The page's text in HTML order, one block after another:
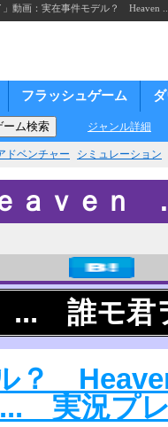
動画：実在事件モデル？ Heaven
フラッシュゲーム
ジャンル詳細
ドベンチャー シミュレーション
ａｖｅ
... 誰モ君
？
実況プ